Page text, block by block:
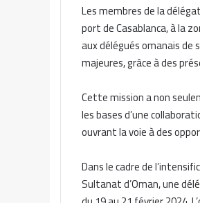
Les membres de la
port de Casablanca, à la
aux délégués omanais
majeures, grâce à des
Cette mission a non
les bases d’une
ouvrant la voie à des
Dans le cadre de
Sultanat d’Oman, une